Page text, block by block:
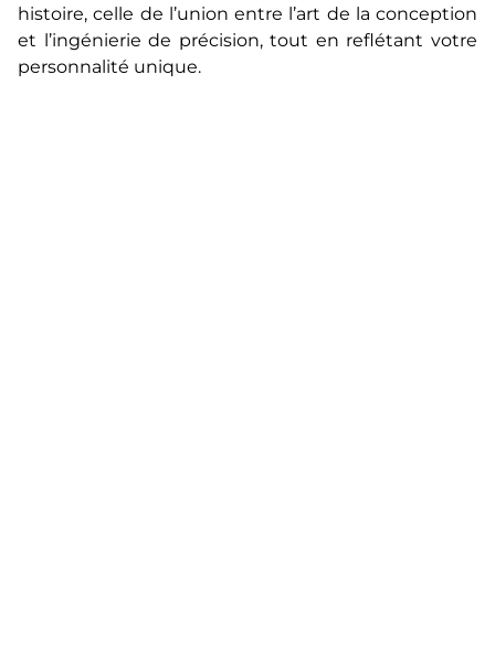
histoire, celle de l’union entre l’art de la conception
et l’ingénierie de précision, tout en reflétant votre
personnalité unique.